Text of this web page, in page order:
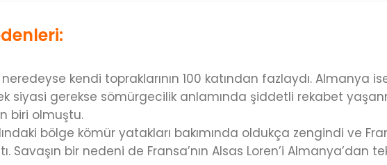
kendi topraklarının 100 katından fazlaydı. Almanya
siyasi gerekse sömürgecilik anlamında şiddetli rekabet
biri olmuştu.
bölge kömür yatakları bakımında oldukça zengindi ve
Savaşın bir nedeni de Fransa’nın Alsas Loren’i Almanya’dan